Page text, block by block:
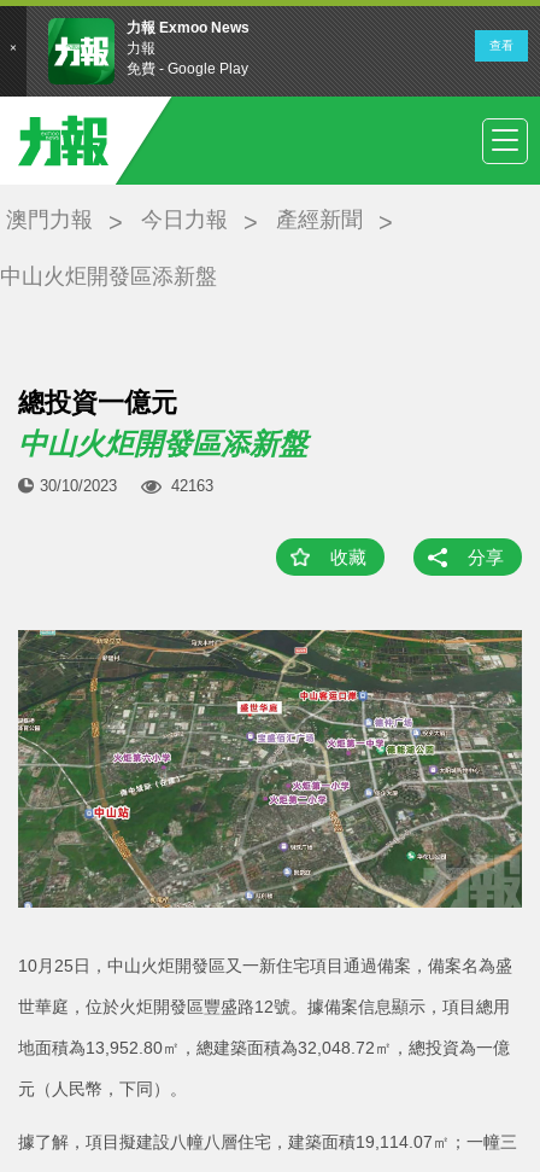
澳門力報 今日力報 產經新聞
中山火炬開發區添新盤
總投資一億元
中山火炬開發區添新盤
30/10/2023 42163
收藏 分享
10月25日，中山火炬開發區又一新住宅項目通過備案，備案名為盛
世華庭，位於火炬開發區豐盛路12號。據備案信息顯示，項目總用
地面積為13,952.80㎡，總建築面積為32,048.72㎡，總投資為一億
元（人民幣，下同）。
據了解，項目擬建設八幢八層住宅，建築面積19,114.07㎡；一幢三